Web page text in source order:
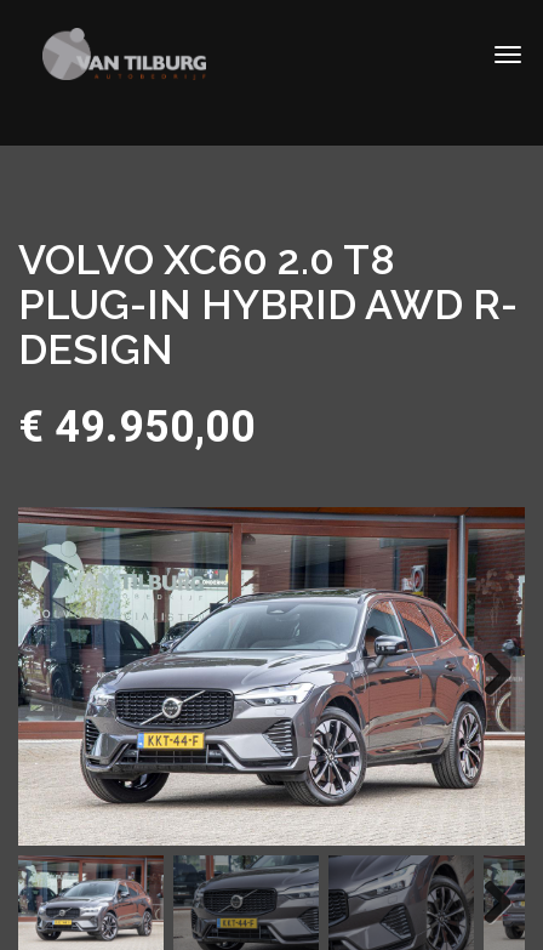
VOLVO XC60 2.0 T8
PLUG-IN HYBRID AWD R-
DESIGN
€ 49.950,00
Next
Next